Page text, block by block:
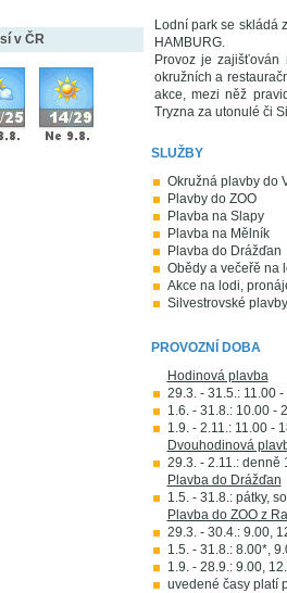
v ČR
Lodní park se skládá
HAMBURG.
Provoz je
okružních a
akce, mezi něž
Tryzna za utonulé či
SLUŽBY
Okružná plavby do
Plavby do ZOO
Plavba na Slapy
Plavba na Mělník
Plavba do Drážďan
Obědy a večeřě na
Akce na lodi,
Silvestrovské
PROVOZNÍ DOBA
Hodinová plavba
29.3. - 31.5.: 11.00
1.6. - 31.8.: 10.00 -
1.9. - 2.11.: 11.00 -
Dvouhodinová
29.3. - 2.11.: denně
Plavba do Drážďan
1.5. - 31.8.: pátky,
Plavba do ZOO z
29.3. - 30.4.: 9.00,
1.5. - 31.8.: 8.00*,
1.9. - 28.9.: 9.00,
uvedené časy platí